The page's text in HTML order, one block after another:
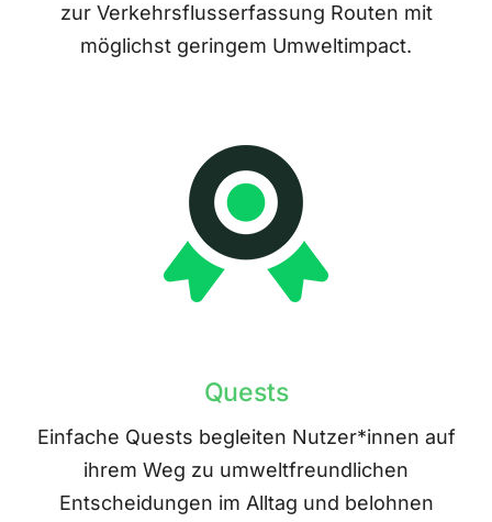
zur Verkehrsflusserfassung Routen mit
möglichst geringem Umweltimpact.
Quests
Einfache Quests begleiten Nutzer*innen auf
ihrem Weg zu umweltfreundlichen
Entscheidungen im Alltag und belohnen